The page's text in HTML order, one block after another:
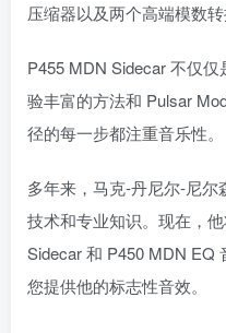
压缩器以及两个高端模数转
P455 MDN Sidecar 不仅
验丰富的方法和 Pulsar
径的每一步都注重音乐性。
多年来，马克-丹尼尔-尼
技术和专业知识。现在，
Sidecar 和 P450 MDN EQ
您提供他的标志性音效。